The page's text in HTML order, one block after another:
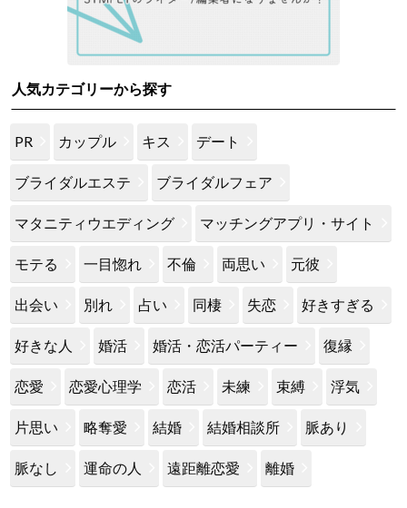
人気カテゴリーから探す
PR カップル キス デート
ブライダルエステ ブライダルフェア
マタニティウエディング マッチングアプリ・サイト
モテる 一目惚れ 不倫 両思い 元彼
出会い 別れ 占い 同棲 失恋 好きすぎる
好きな人 婚活 婚活・恋活パーティー 復縁
恋愛 恋愛心理学 恋活 未練 束縛 浮気
片思い 略奪愛 結婚 結婚相談所 脈あり
脈なし 運命の人 遠距離恋愛 離婚